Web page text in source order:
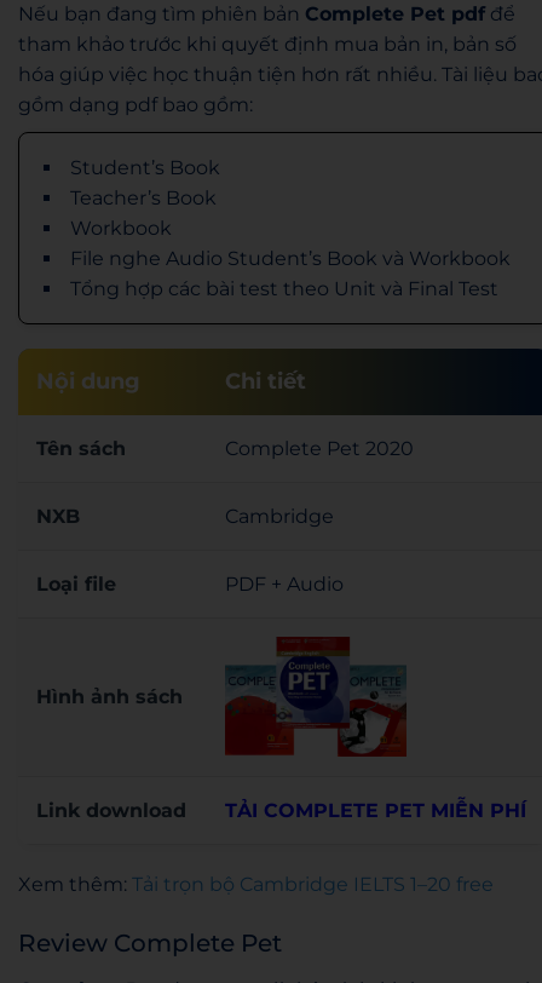
Nếu bạn đang tìm phiên bản Complete Pet pdf để
tham khảo trước khi quyết định mua bản in, bản số
hóa giúp việc học thuận tiện hơn rất nhiều. Tài liệu
gồm dạng pdf bao gồm:
Student’s Book
Teacher’s Book
Workbook
File nghe Audio Student’s Book và Workbook
Tổng hợp các bài test theo Unit và Final Test
Nội dung Chi tiết
Tên sách Complete Pet 2020
NXB Cambridge
Loại file PDF + Audio
Hình ảnh sách
Link download TẢI COMPLETE PET MIỄN PHÍ
Xem thêm: Tải trọn bộ Cambridge IELTS 1–20 free
Review Complete Pet